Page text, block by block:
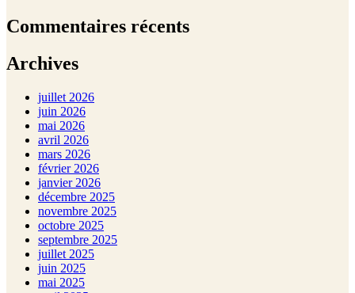
Commentaires récents
Archives
juillet 2026
juin 2026
mai 2026
avril 2026
mars 2026
février 2026
janvier 2026
décembre 2025
novembre 2025
octobre 2025
septembre 2025
juillet 2025
juin 2025
mai 2025